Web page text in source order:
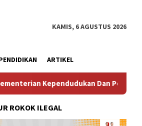
KAMIS, 6 AGUSTUS 2026
ARTIKEL
Dan Pembangunan Keluarga
ROKOK ILEGAL